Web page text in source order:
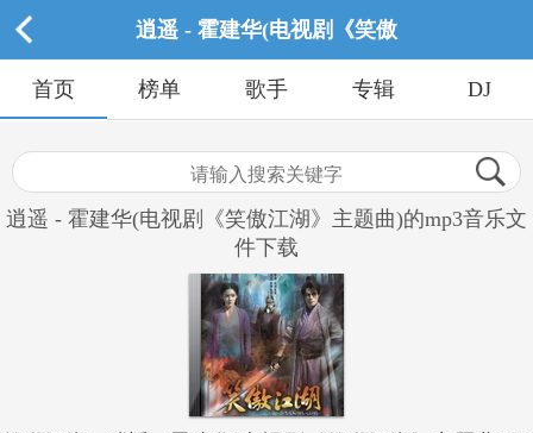
逍遥 - 霍建华(电视剧《笑傲
首页 榜单 歌手 专辑 DJ
逍遥 - 霍建华(电视剧《笑傲江湖》主题曲)的mp3音乐文
件下载